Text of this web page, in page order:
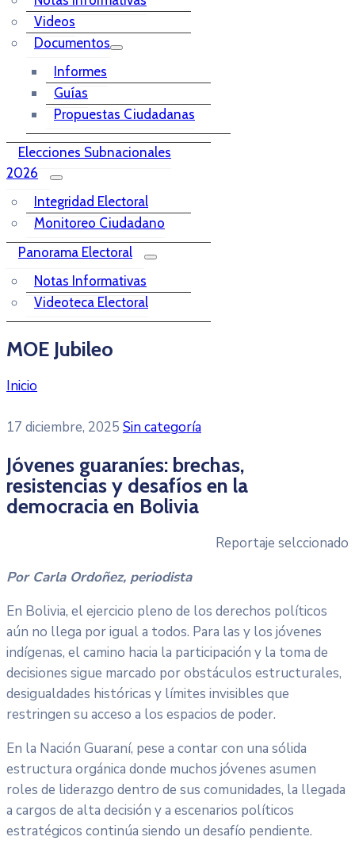
Videos
Documentos
Informes
Guías
Propuestas Ciudadanas
Elecciones Subnacionales
2026
Integridad Electoral
Monitoreo Ciudadano
Panorama Electoral
Notas Informativas
Videoteca Electoral
MOE Jubileo
Inicio
17 diciembre, 2025 Sin categoría
Jóvenes guaraníes: brechas,
resistencias y desafíos en la
democracia en Bolivia
Reportaje selccionado
Por Carla Ordoñez, periodista
En Bolivia, el ejercicio pleno de los derechos políticos
aún no llega por igual a todos. Para las y los jóvenes
indígenas, el camino hacia la participación y la toma de
decisiones sigue marcado por obstáculos estructurales,
desigualdades históricas y límites invisibles que
restringen su acceso a los espacios de poder.
En la Nación Guaraní, pese a contar con una sólida
estructura orgánica donde muchos jóvenes asumen
roles de liderazgo dentro de sus comunidades, la llegada
a cargos de alta decisión y a escenarios políticos
estratégicos continúa siendo un desafío pendiente.